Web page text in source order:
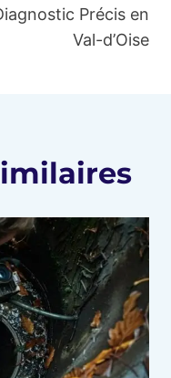
Précis en
Val-d’Oise